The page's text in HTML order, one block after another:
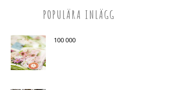
POPULÄRA INLÄGG
100 000